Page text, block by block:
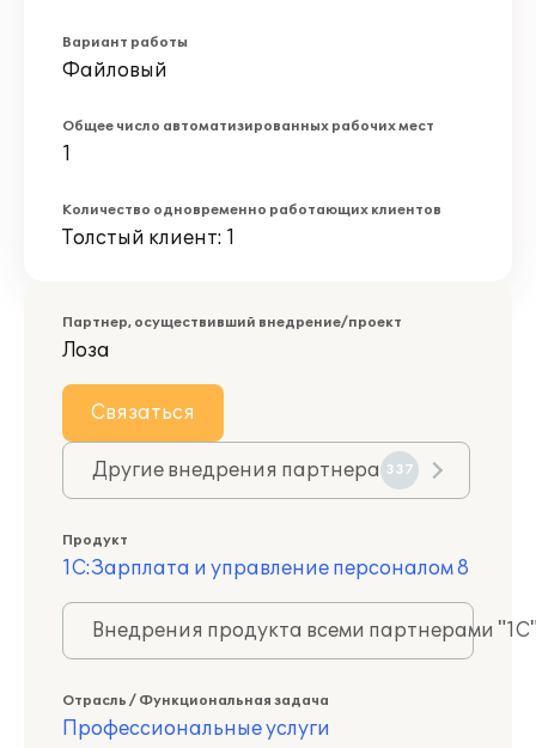
Вариант работы
Файловый
Общее число автоматизированных рабочих мест
1
Количество одновременно работающих клиентов
Толстый клиент: 1
Партнер, осуществивший внедрение/проект
Лоза
Связаться
Другие внедрения партнера 337
Продукт
1С:Зарплата и управление персоналом 8
Внедрения продукта всеми партнерами
Отрасль / Функциональная задача
Профессиональные услуги